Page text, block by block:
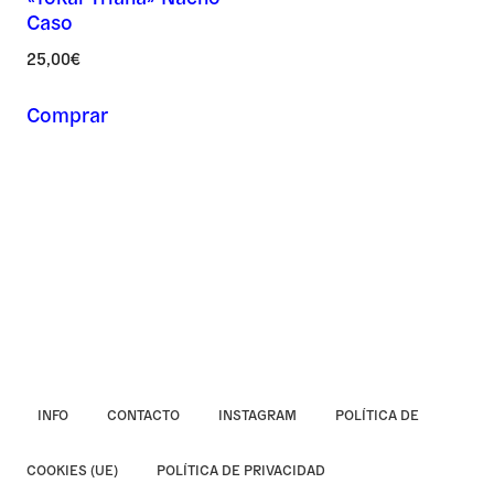
Caso
25,00€
Comprar
INFO CONTACTO INSTAGRAM POLÍTICA DE
COOKIES (UE) POLÍTICA DE PRIVACIDAD
Asunto *